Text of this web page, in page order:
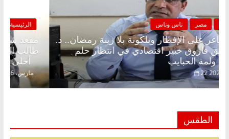
الرئيسية مصر ناس وناس
مقعد شاغر على الإفطار وبلكونة بلا زينة رمضان.. د.
عبدالخالق فاروق خبير اقتصادي في انتظار حلم
الحرية ولمة الحبايب
22 فبراير، 2026
الطقس